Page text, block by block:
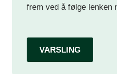
frem ved å følge lenken
VARSLING